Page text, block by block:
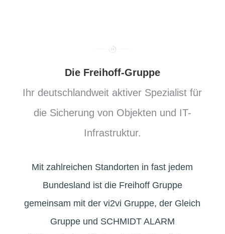
Die Freihoff-Gruppe
Ihr deutschlandweit aktiver Spezialist für
die Sicherung von Objekten und IT-
Infrastruktur.
Mit zahlreichen Standorten in fast jedem
Bundesland ist die Freihoff Gruppe
gemeinsam mit der vi2vi Gruppe, der Gleich
Gruppe und SCHMIDT ALARM